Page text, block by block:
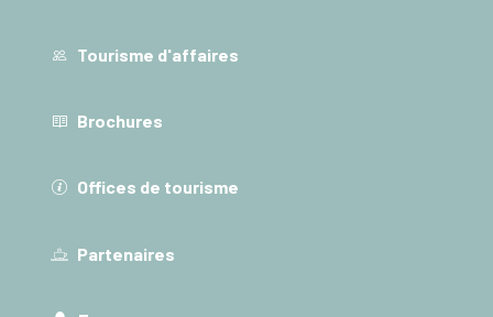
Tourisme d'affaires
Brochures
Offices de tourisme
Partenaires